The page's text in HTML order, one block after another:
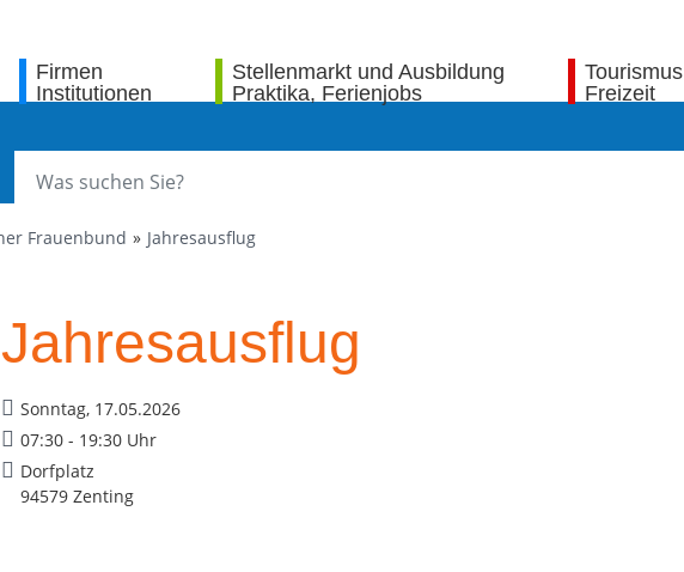
Firmen
Institutionen
Stellenmarkt und Ausbildung
Praktika, Ferienjobs
Tourismus
Freizeit
Frauenbund Jahresausflug
Jahresausflug
Sonntag, 17.05.2026
07:30 - 19:30 Uhr
Dorfplatz
94579 Zenting